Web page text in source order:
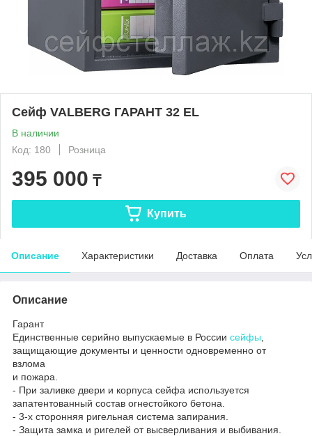
Сейф VALBERG ГАРАНТ 32 EL
В наличии
Код: 180
Розница
395 000 ₸
Купить
Описание Характеристики Доставка Оплата
Описание
Гарант
Единственные серийно выпускаемые в России сейфы
защищающие документы и ценности одновременно от
взлома
и пожара.
- При заливке двери и корпуса сейфа используется
запатентованный состав огнестойкого бетона.
- 3-х сторонняя ригельная система запирания.
- Защита замка и ригелей от высверливания и выбивания.